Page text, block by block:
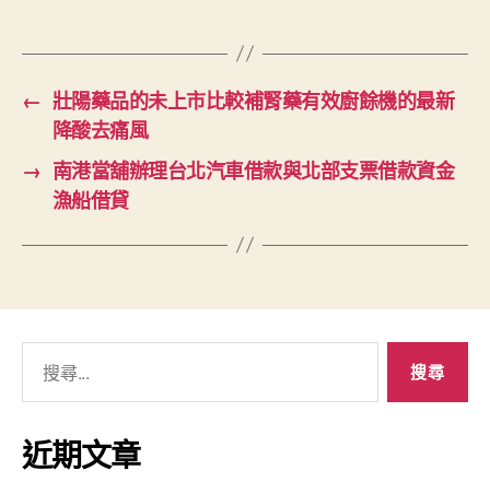
← 壯陽藥品的未上市比較補腎藥有效廚餘機的最新
降酸去痛風
→ 南港當舖辦理台北汽車借款與北部支票借款資金
漁船借貸
關
鍵
字:
近期文章